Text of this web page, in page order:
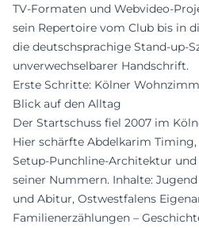
TV‑Formaten und
sein Repertoire vom Club bis in
die deutschsprachige
unverwechselbarer Handschrift.
Erste Schritte: Kölner
Blick auf den Alltag
Der Startschuss fiel 2007 im
Hier schärfte Abdelkarim Timing,
Setup‑Punchline‑Architektur
seiner Nummern. Inhalte:
und Abitur, Ostwestfalens
Familienerzählungen –